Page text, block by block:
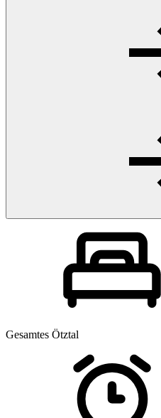
Gesamtes Ötztal